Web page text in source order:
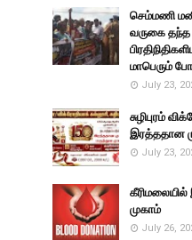
செம்மணி
வருகை தந்த
மாபெரும்
July 23,
சுழிபுரம்
இரத்ததான
July 23,
முகாம்
July 26,